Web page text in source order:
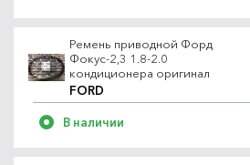
Ремень приводной Форд
Фокус-2,3 1.8-2.0
кондиционера оригинал
FORD
В наличии